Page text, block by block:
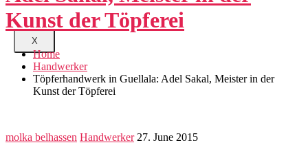
X
Kunst der Töpferei
Home
Handwerker
Töpferhandwerk in Guellala: Adel Sakal, Meister in der
Kunst der Töpferei
molka belhassen Handwerker 27. June 2015